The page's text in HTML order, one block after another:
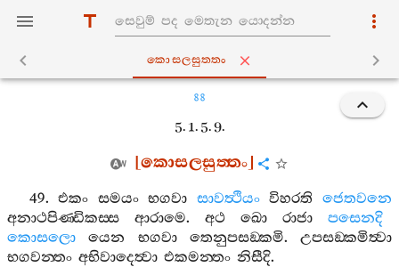
කොසලසුත‍්තං
88
5. 1. 5. 9.
[කොසලසුත‍්තං]
49.එකං සමයං භගවා සාවත්‍ථියං විහරති
ජෙතවනෙ
අනාථපිණ‍්ඩිකස‍්ස
ආරාමෙ. අථ ඛො රාජා
පසෙනදි
කොසලො
යෙන භගවා තෙනුපසඞ‍්කමි. උපසඞ‍්කමිත්‍වා
භගවන‍්තං අභිවාදෙත්‍වා එකමන‍්තං නිසීදි.